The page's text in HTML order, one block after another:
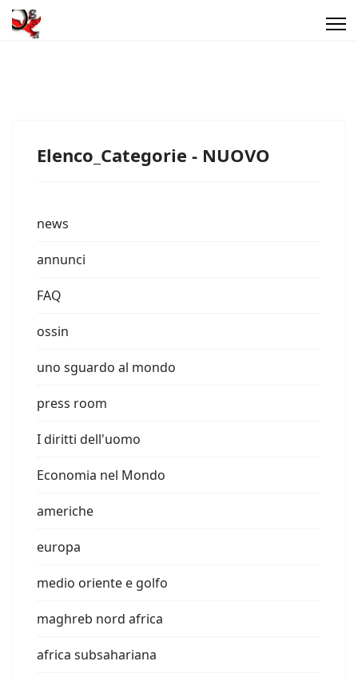
Elenco_Categorie - NUOVO
news
annunci
FAQ
ossin
uno sguardo al mondo
press room
I diritti dell'uomo
Economia nel Mondo
americhe
europa
medio oriente e golfo
maghreb nord africa
africa subsahariana